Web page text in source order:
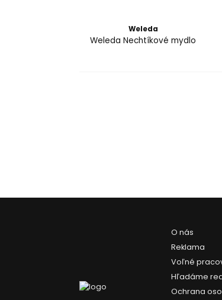
Weleda
Weleda Nechtíkové mydlo
O nás
Reklama
Voľné
Hľadáme
Ochrana